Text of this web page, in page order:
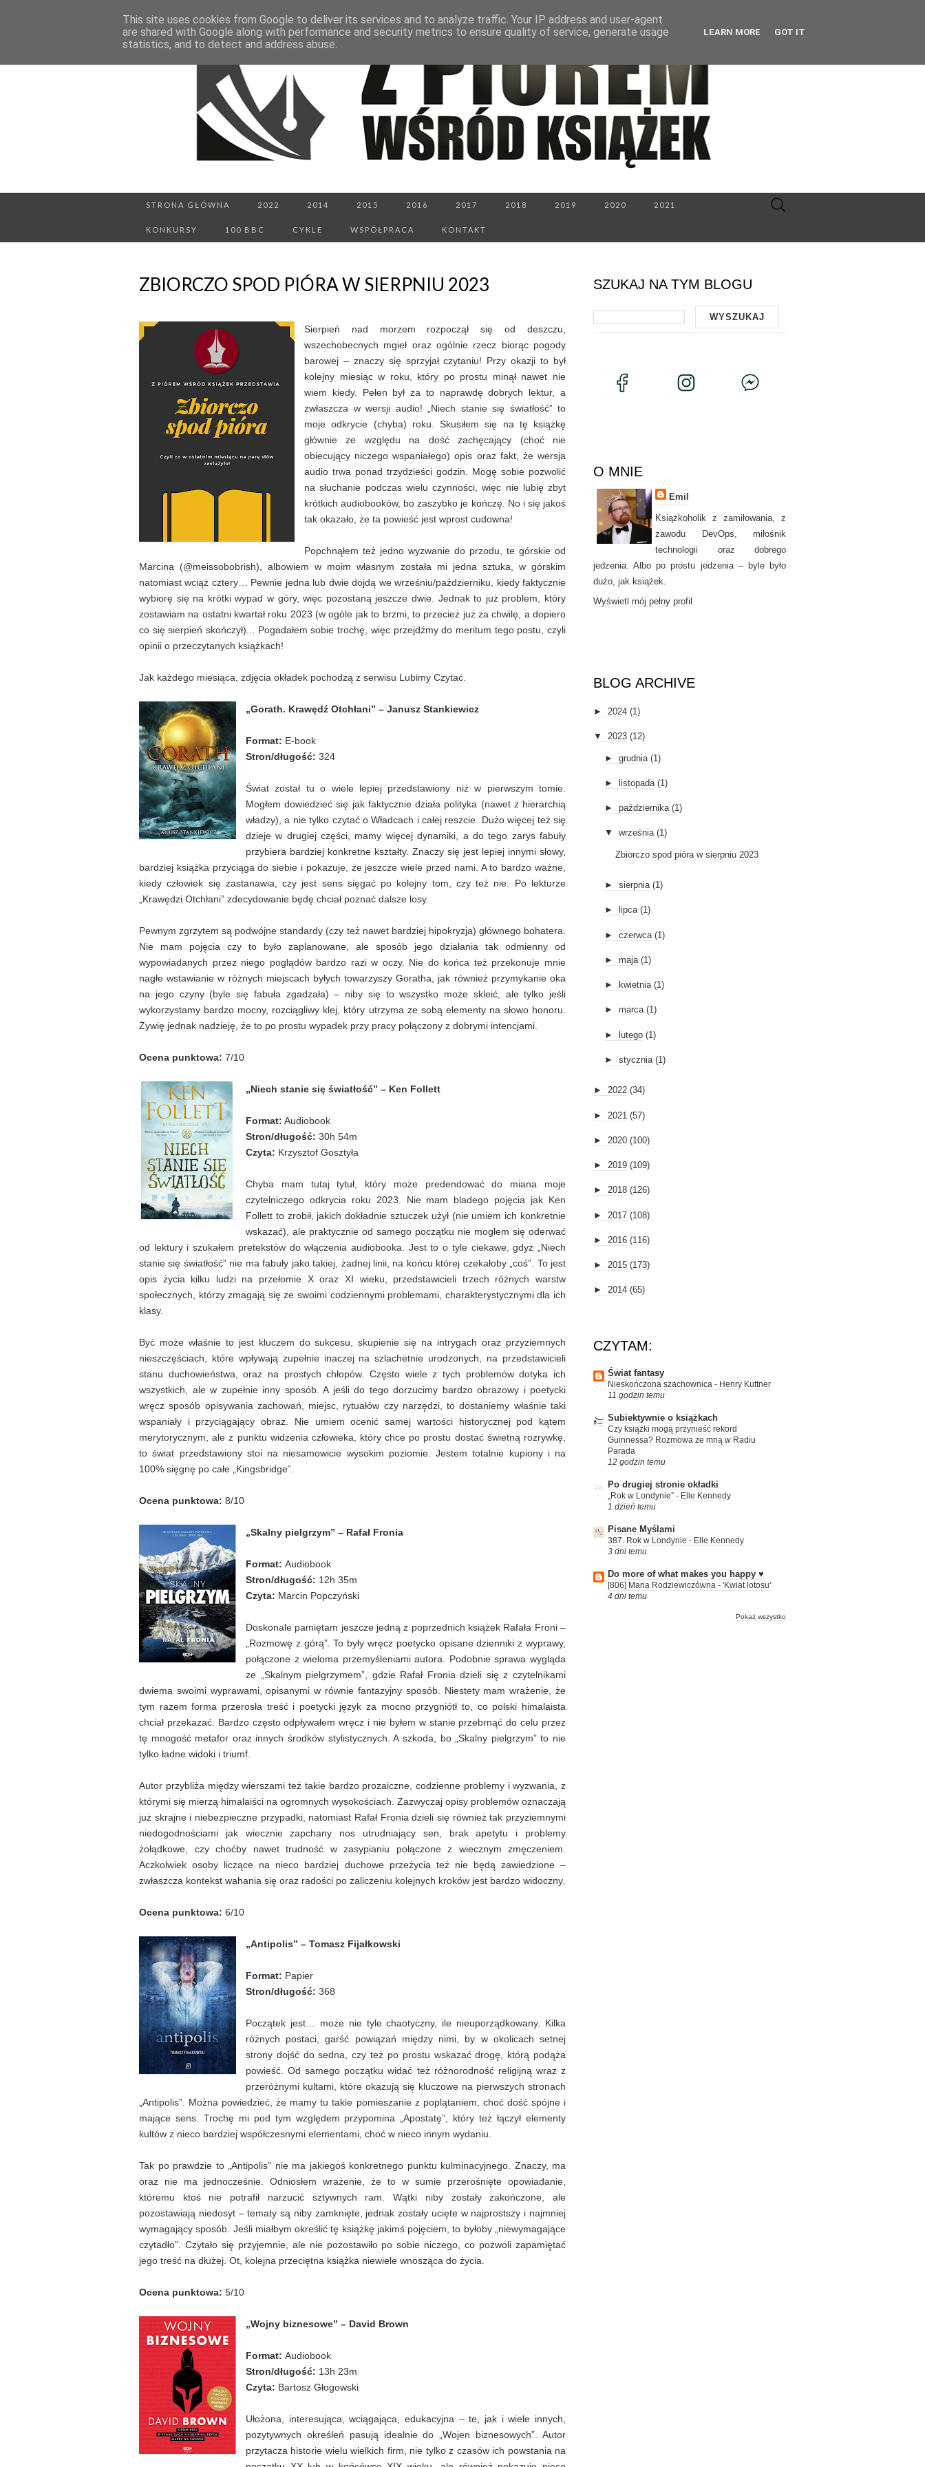
STRONA GŁÓWNA 2022 2014 2015 2016 2017 2018 2019 2020 2021
KONKURSY 100 BBC CYKLE WSPÓŁPRACA KONTAKT
Search
ZBIORCZO SPOD PIÓRA W SIERPNIU 2023
Sierpień nad morzem rozpoczął się od deszczu,
wszechobecnych mgieł oraz ogólnie rzecz biorąc pogody
barowej – znaczy się sprzyjał czytaniu! Przy okazji to był
kolejny miesiąc w roku, który po prostu minął nawet nie
wiem kiedy. Pełen był za to naprawdę dobrych lektur, a
zwłaszcza w wersji audio! „Niech stanie się światłość” to
moje odkrycie (chyba) roku. Skusiłem się na tę książkę
głównie ze względu na dość zachęcający (choć nie
obiecujący niczego wspaniałego) opis oraz fakt, że wersja
audio trwa ponad trzydzieści godzin. Mogę sobie pozwolić
na słuchanie podczas wielu czynności, więc nie lubię zbyt
krótkich audiobooków, bo zaszybko je kończę. No i się jakoś
tak okazało, że ta powieść jest wprost cudowna!
Popchnąłem też jedno wyzwanie do przodu, te górskie od
Marcina (@meissobobrish), albowiem w moim własnym została mi jedna sztuka, w górskim
natomiast wciąż cztery… Pewnie jedna lub dwie dojdą we wrześniu/październiku, kiedy faktycznie
wybiorę się na krótki wypad w góry, więc pozostaną jeszcze dwie. Jednak to już problem, który
zostawiam na ostatni kwartał roku 2023 (w ogóle jak to brzmi, to przecież już za chwilę, a dopiero
co się sierpień skończył)... Pogadałem sobie trochę, więc przejdźmy do meritum tego postu, czyli
opinii o przeczytanych książkach!
Jak każdego miesiąca, zdjęcia okładek pochodzą z serwisu Lubimy Czytać.
„Gorath. Krawędź Otchłani” – Janusz Stankiewicz
Format: E-book
Stron/długość: 324
Świat został tu o wiele lepiej przedstawiony niż w pierwszym tomie.
Mogłem dowiedzieć się jak faktycznie działa polityka (nawet z hierarchią
władzy), a nie tylko czytać o Władcach i całej reszcie. Dużo więcej też się
dzieje w drugiej części, mamy więcej dynamiki, a do tego zarys fabuły
przybiera bardziej konkretne kształty. Znaczy się jest lepiej innymi słowy,
bardziej książka przyciąga do siebie i pokazuje, że jeszcze wiele przed nami. A to bardzo ważne,
kiedy człowiek się zastanawia, czy jest sens sięgać po kolejny tom, czy też nie. Po lekturze
„Krawędzi Otchłani” zdecydowanie będę chciał poznać dalsze losy.
Pewnym zgrzytem są podwójne standardy (czy też nawet bardziej hipokryzja) głównego bohatera.
Nie mam pojęcia czy to było zaplanowane, ale sposób jego działania tak odmienny od
wypowiadanych przez niego poglądów bardzo razi w oczy. Nie do końca też przekonuje mnie
nagłe wstawianie w różnych miejscach byłych towarzyszy Goratha, jak również przymykanie oka
na jego czyny (byle się fabuła zgadzała) – niby się to wszystko może skleić, ale tylko jeśli
wykorzystamy bardzo mocny, rozciągliwy klej, który utrzyma ze sobą elementy na słowo honoru.
Żywię jednak nadzieję, że to po prostu wypadek przy pracy połączony z dobrymi intencjami.
Ocena punktowa: 7/10
„Niech stanie się światłość” – Ken Follett
Format: Audiobook
Stron/długość: 30h 54m
Czyta: Krzysztof Gosztyła
Chyba mam tutaj tytuł, który może predendować do miana moje
czytelniczego odkrycia roku 2023. Nie mam bladego pojęcia jak Ken
Follett to zrobił, jakich dokładnie sztuczek użył (nie umiem ich konkretnie
wskazać), ale praktycznie od samego początku nie mogłem się oderwać
od lektury i szukałem pretekstów do włączenia audiobooka. Jest to o tyle ciekawe, gdyż „Niech
stanie się światłość” nie ma fabuły jako takiej, żadnej linii, na końcu której czekałoby „coś”. To jest
opis życia kilku ludzi na przełomie X oraz XI wieku, przedstawicieli trzech różnych warstw
społecznych, którzy zmagają się ze swoimi codziennymi problemami, charakterystycznymi dla ich
klasy.
Być może właśnie to jest kluczem do sukcesu, skupienie się na intrygach oraz przyziemnych
nieszczęściach, które wpływają zupełnie inaczej na szlachetnie urodzonych, na przedstawicieli
stanu duchowieństwa, oraz na prostych chłopów. Często wiele z tych problemów dotyka ich
wszystkich, ale w zupełnie inny sposób. A jeśli do tego dorzucimy bardzo obrazowy i poetycki
wręcz sposób opisywania zachowań, miejsc, rytuałów czy narzędzi, to dostaniemy właśnie taki
wspaniały i przyciągający obraz. Nie umiem ocenić samej wartości historycznej pod kątem
merytorycznym, ale z punktu widzenia człowieka, który chce po prostu dostać świetną rozrywkę,
to świat przedstawiony stoi na niesamowicie wysokim poziomie. Jestem totalnie kupiony i na
100% sięgnę po całe „Kingsbridge”.
Ocena punktowa: 8/10
„Skalny pielgrzym” – Rafał Fronia
Format: Audiobook
Stron/długość: 12h 35m
Czyta: Marcin Popczyński
Doskonale pamiętam jeszcze jedną z poprzednich książek Rafała Froni –
„Rozmowę z górą”. To były wręcz poetycko opisane dzienniki z wyprawy,
połączone z wieloma przemyśleniami autora. Podobnie sprawa wygląda
ze „Skalnym pielgrzymem”, gdzie Rafał Fronia dzieli się z czytelnikami
dwiema swoimi wyprawami, opisanymi w równie fantazyjny sposób. Niestety mam wrażenie, że
tym razem forma przerosła treść i poetycki język za mocno przygniótł to, co polski himalaista
chciał przekazać. Bardzo często odpływałem wręcz i nie byłem w stanie przebrnąć do celu przez
tę mnogość metafor oraz innych środków stylistycznych. A szkoda, bo „Skalny pielgrzym” to nie
tylko ładne widoki i triumf.
Autor przybliża między wierszami też takie bardzo prozaiczne, codzienne problemy i wyzwania, z
którymi się mierzą himalaiści na ogromnych wysokościach. Zazwyczaj opisy problemów oznaczają
już skrajne i niebezpieczne przypadki, natomiast Rafał Fronia dzieli się również tak przyziemnymi
niedogodnościami jak wiecznie zapchany nos utrudniający sen, brak apetytu i problemy
żołądkowe, czy choćby nawet trudność w zasypianiu połączone z wiecznym zmęczeniem.
Aczkolwiek osoby liczące na nieco bardziej duchowe przeżycia też nie będą zawiedzione –
zwłaszcza kontekst wahania się oraz radości po zaliczeniu kolejnych kroków jest bardzo widoczny.
Ocena punktowa: 6/10
„Antipolis” – Tomasz Fijałkowski
Format: Papier
Stron/długość: 368
Początek jest… może nie tyle chaotyczny, ile nieuporządkowany. Kilka
różnych postaci, garść powiązań między nimi, by w okolicach setnej
strony dojść do sedna, czy też po prostu wskazać drogę, którą podąża
powieść. Od samego początku widać też różnorodność religijną wraz z
przeróżnymi kultami, które okazują się kluczowe na pierwszych stronach
„Antipolis”. Można powiedzieć, że mamy tu takie pomieszanie z poplątaniem, choć dość spójne i
mające sens. Trochę mi pod tym względem przypomina „Apostatę”, który też łączył elementy
kultów z nieco bardziej współczesnymi elementami, choć w nieco innym wydaniu.
Tak po prawdzie to „Antipolis” nie ma jakiegoś konkretnego punktu kulminacyjnego. Znaczy, ma
oraz nie ma jednocześnie. Odniosłem wrażenie, że to w sumie przerośnięte opowiadanie,
któremu ktoś nie potrafił narzucić sztywnych ram. Wątki niby zostały zakończone, ale
pozostawiają niedosyt – tematy są niby zamknięte, jednak zostały ucięte w najprostszy i najmniej
wymagający sposób. Jeśli miałbym określić tę książkę jakimś pojęciem, to byłoby „niewymagające
czytadło”. Czytało się przyjemnie, ale nie pozostawiło po sobie niczego, co pozwoli zapamiętać
jego treść na dłużej. Ot, kolejna przeciętna książka niewiele wnosząca do życia.
Ocena punktowa: 5/10
„Wojny biznesowe” – David Brown
Format: Audiobook
Stron/długość: 13h 23m
Czyta: Bartosz Głogowski
Ułożona, interesująca, wciągająca, edukacyjna – te, jak i wiele innych,
pozytywnych określeń pasują idealnie do „Wojen biznesowych”. Autor
przytacza historie wielu wielkich firm, nie tylko z czasów ich powstania na
SZUKAJ NA TYM BLOGU
O MNIE
Emil
Książkoholik z zamiłowania, z
zawodu DevOps, miłośnik
technologii oraz dobrego
jedzenia. Albo po prostu jedzenia – byle było
dużo, jak książek.
Wyświetl mój pełny profil
BLOG ARCHIVE
► 2024 (1)
▼ 2023 (12)
► grudnia (1)
► listopada (1)
► października (1)
▼ września (1)
Zbiorczo spod pióra w sierpniu 2023
► sierpnia (1)
► lipca (1)
► czerwca (1)
► maja (1)
► kwietnia (1)
► marca (1)
► lutego (1)
► stycznia (1)
► 2022 (34)
► 2021 (57)
► 2020 (100)
► 2019 (109)
► 2018 (126)
► 2017 (108)
► 2016 (116)
► 2015 (173)
► 2014 (65)
CZYTAM:
Świat fantasy
Nieskończona szachownica - Henry Kuttner
11 godzin temu
Subiektywnie o książkach
Czy książki mogą przynieść rekord
Guinnessa? Rozmowa ze mną w Radiu
Parada
12 godzin temu
Po drugiej stronie okładki
„Rok w Londynie” - Elle Kennedy
1 dzień temu
Pisane Myślami
387. Rok w Londynie - Elle Kennedy
3 dni temu
Do more of what makes you happy ♥
[806] Maria Rodziewiczówna - 'Kwiat lotosu'
4 dni temu
Pokaż wszystko
This site uses cookies from Google to deliver its services and to analyze traffic. Your IP address and user-agent
are shared with Google along with performance and security metrics to ensure quality of service, generate usage
statistics, and to detect and address abuse.
LEARN MORE GOT IT